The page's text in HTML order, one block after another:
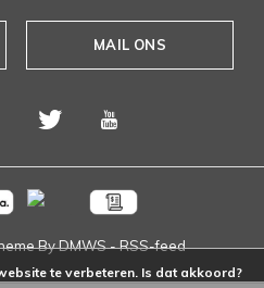
MAIL ONS
ByDMWS-RSS-feed
te verbeteren. Is dat akkoord?